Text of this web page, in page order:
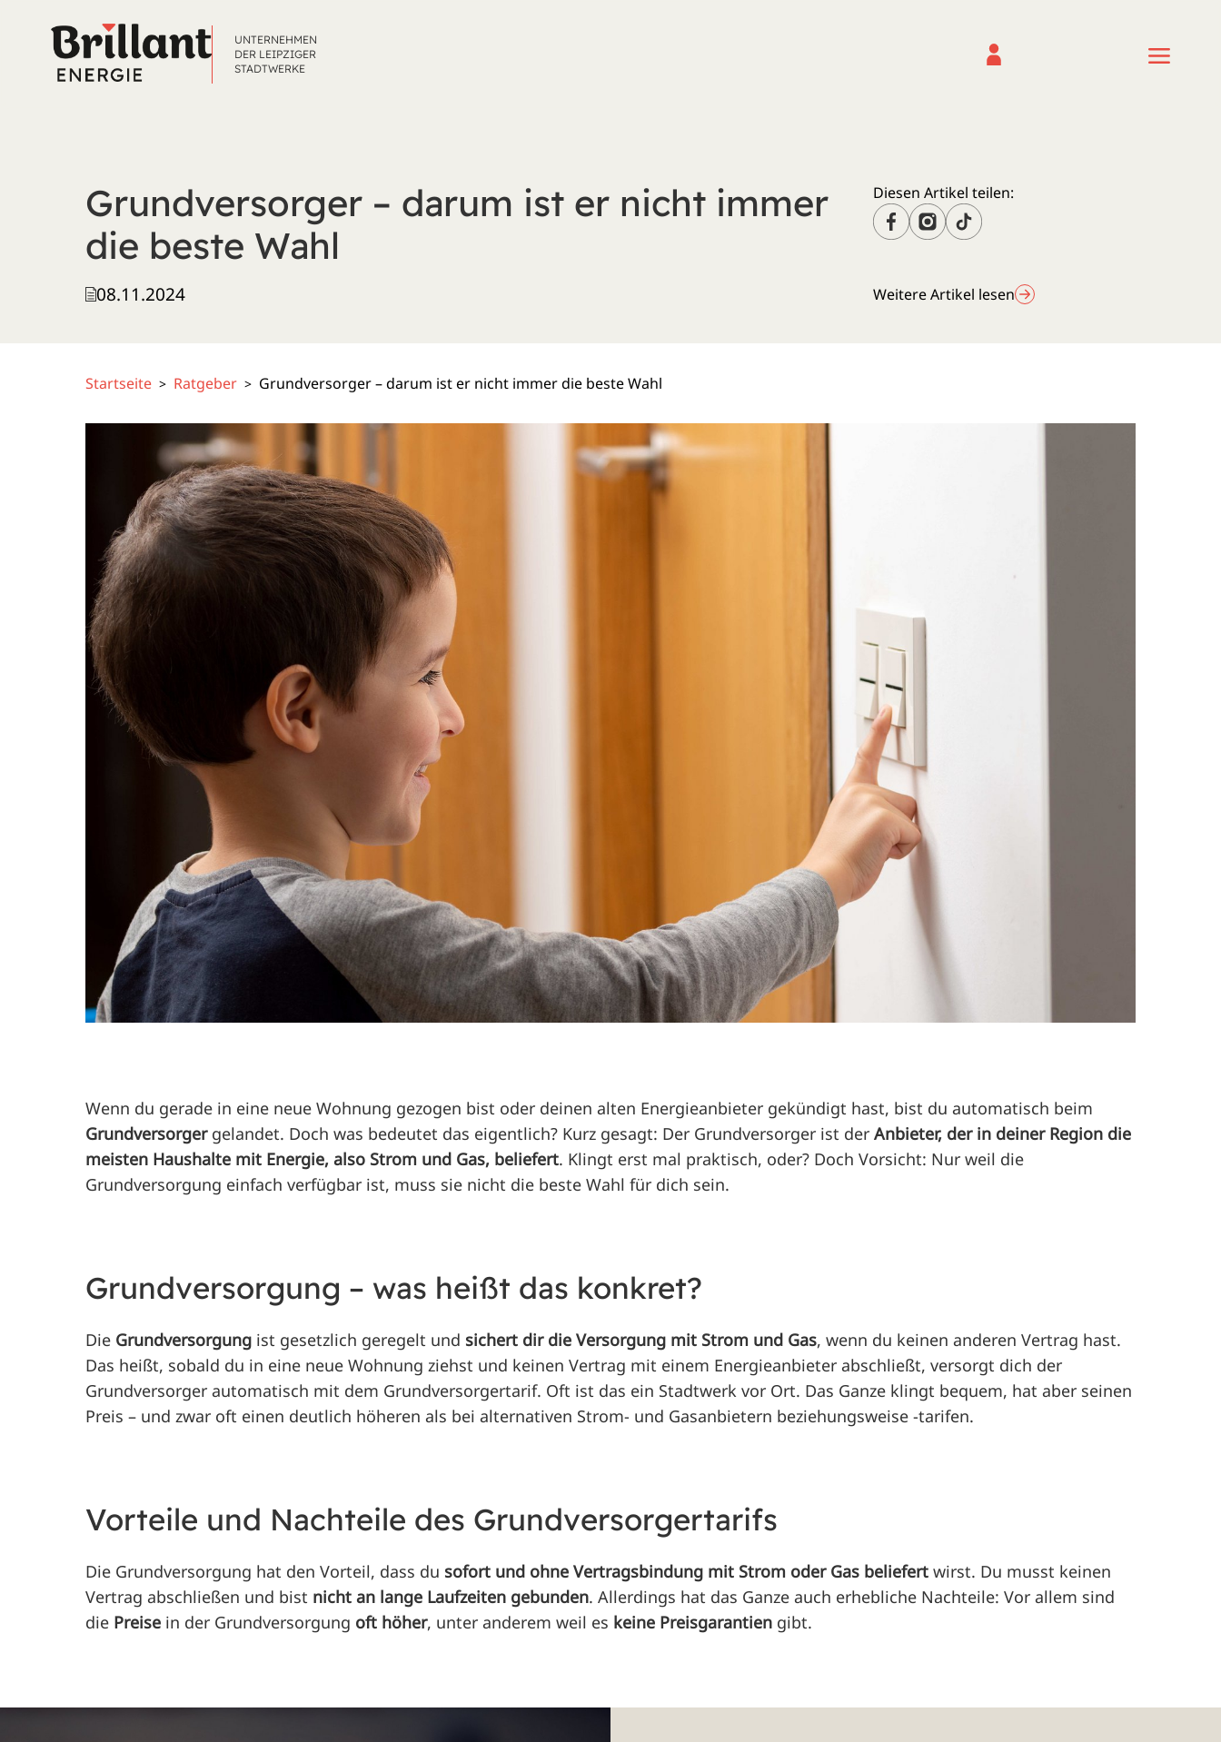
UNTERNEHMEN
DER LEIPZIGER
STADTWERKE
Grundversorger – darum ist er nicht immer
die beste Wahl
08.11.2024
Diesen Artikel teilen:
Weitere Artikel lesen
Startseite > Ratgeber > Grundversorger – darum ist er nicht immer die beste Wahl
Wenn du gerade in eine neue Wohnung gezogen bist oder deinen alten Energieanbieter gekündigt hast, bist du automatisch beim
Grundversorgergelandet. Doch was bedeutet das eigentlich? Kurz gesagt: Der Grundversorger ist der Anbieter, der in deiner Region die
meisten Haushalte mit Energie, also Strom und Gas, beliefert. Klingt erst mal praktisch, oder? Doch Vorsicht: Nur weil die
Grundversorgung einfach verfügbar ist, muss sie nicht die beste Wahl für dich sein.
Grundversorgung – was heißt das konkret?
Die Grundversorgung ist gesetzlich geregelt und sichert dir die Versorgung mit Strom und Gas, wenn du keinen anderen Vertrag hast.
Das heißt, sobald du in eine neue Wohnung ziehst und keinen Vertrag mit einem Energieanbieter abschließt, versorgt dich der
Grundversorger automatisch mit dem Grundversorgertarif. Oft ist das ein Stadtwerk vor Ort. Das Ganze klingt bequem, hat aber seinen
Preis – und zwar oft einen deutlich höheren als bei alternativen Strom- und Gasanbietern beziehungsweise -tarifen.
Vorteile und Nachteile des Grundversorgertarifs
Die Grundversorgung hat den Vorteil, dass du sofort und ohne Vertragsbindung mit Strom oder Gas beliefert wirst. Du musst keinen
Vertrag abschließen und bist nicht an lange Laufzeiten gebunden. Allerdings hat das Ganze auch erhebliche Nachteile: Vor allem sind
die Preise in der Grundversorgung oft höher, unter anderem weil es keine Preisgarantien gibt.